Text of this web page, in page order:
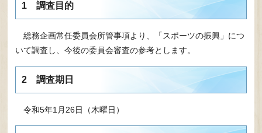
索
1 調査目的
総務企画常任委員会所管事項より、「スポーツの振興」につ
いて調査し、今後の委員会審査の参考とします。
2 調査期日
令和5年1月26日（木曜日）